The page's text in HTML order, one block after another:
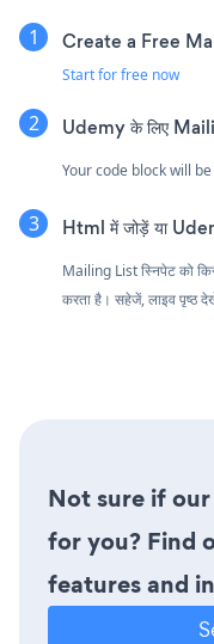
Create a Free
Start for free now
Udemy के लिए
Your code block will
Html में जोड़ें या
Mailing List स्निपेट को
करता है। सहेजें, लाइव पृष्ठ
Not sure if
for you? Find
features and